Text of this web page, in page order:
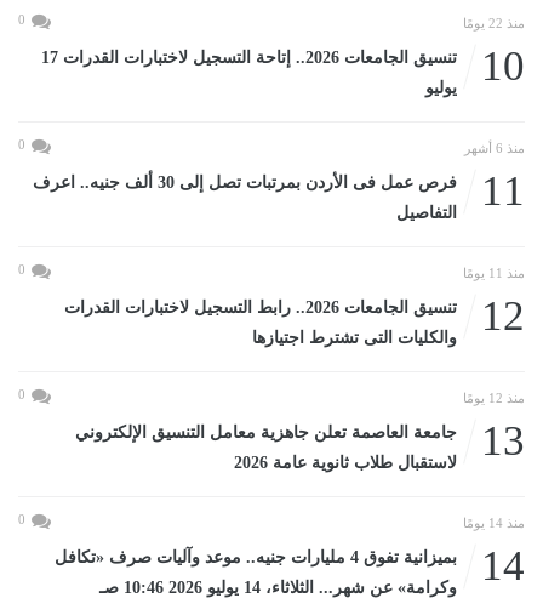
منذ 22 يومًا 0
10
تنسيق الجامعات 2026.. إتاحة التسجيل لاختبارات القدرات 17
يوليو
منذ 6 أشهر 0
11
فرص عمل فى الأردن بمرتبات تصل إلى 30 ألف جنيه.. اعرف
التفاصيل
منذ 11 يومًا 0
12
تنسيق الجامعات 2026.. رابط التسجيل لاختبارات القدرات
والكليات التى تشترط اجتيازها
منذ 12 يومًا 0
13
جامعة العاصمة تعلن جاهزية معامل التنسيق الإلكتروني
لاستقبال طلاب ثانوية عامة 2026
منذ 14 يومًا 0
14
بميزانية تفوق 4 مليارات جنيه.. موعد وآليات صرف «تكافل
وكرامة» عن شهر... الثلاثاء، 14 يوليو 2026 10:46 صـ